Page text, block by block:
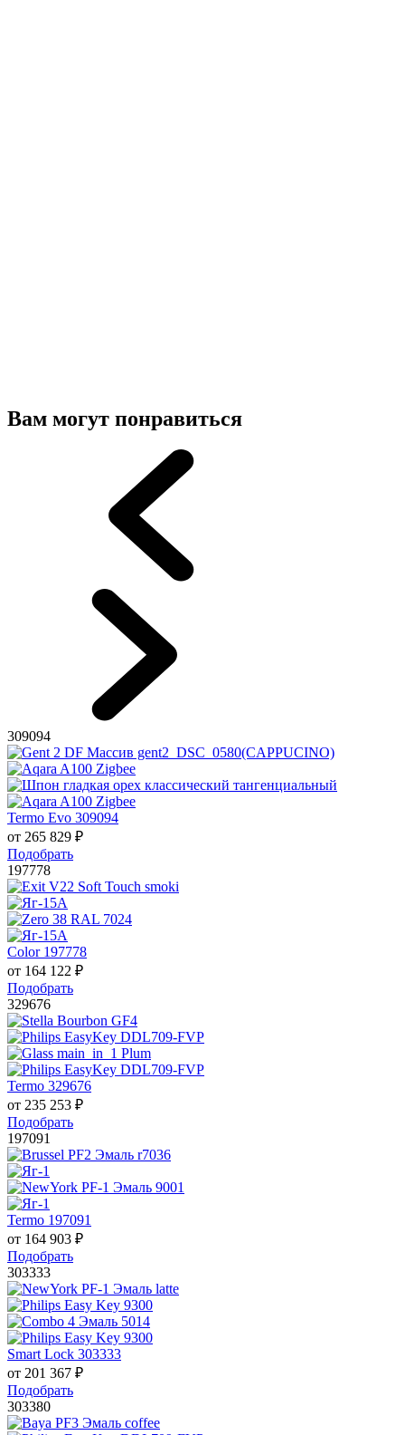
Вам могут понравиться
309094
Termo Evo 309094
от 265 829 ₽
Подобрать
197778
Color 197778
от 164 122 ₽
Подобрать
329676
Termo 329676
от 235 253 ₽
Подобрать
197091
Termo 197091
от 164 903 ₽
Подобрать
303333
Smart Lock 303333
от 201 367 ₽
Подобрать
303380